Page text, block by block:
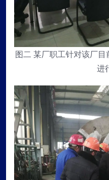
图二 某厂职工针对该厂
进